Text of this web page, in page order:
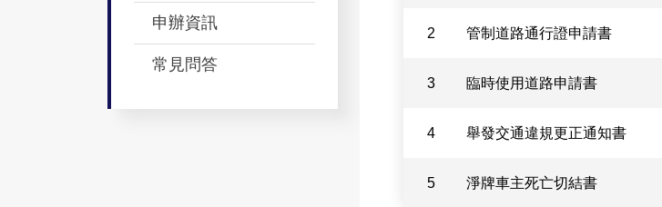
申辦資訊
常見問答
2 管制道路通行證申請書
3 臨時使用道路申請書
4 舉發交通違規更正通知書
5 淨牌車主死亡切結書